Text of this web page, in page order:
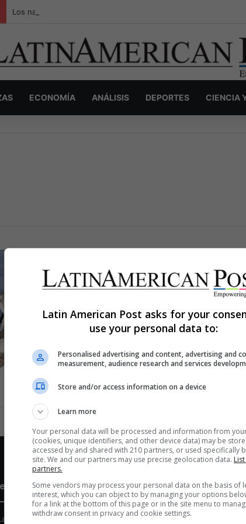
Los narcos invisibles de Colombia: la guerra secreta por la
ECONOMÍA ANÁLISIS DEPORTES CIENCIA
De Argentina a California: los
falaropos cosen continentes
Cada verano en el lago Mono, los falaropos de
de moscas alcalinas. Luego,…
Sitios
Date de alta en
newsletter
Latin American Post asks for your
use your personal data to:
Personalised advertising and content, advertising and
measurement, audience research and services
Store and/or access information on a device
Learn more
Your personal data will be processed and information from
(cookies, unique identifiers, and other device data) may be
accessed by and shared with 210 partners, or used specifically
site. We and our partners may use precise geolocation data.
partners.
Some vendors may process your personal data on the basis of
interest, which you can object to by managing your options
for a link at the bottom of this page or in the site menu to
withdraw consent in privacy and cookie settings.